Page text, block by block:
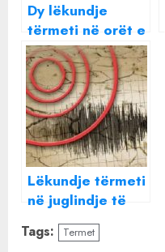
Dy lëkundje
tërmeti në orët e
para të mëngjesit
në vend, ja ku
ishte epiqendra
Lëkundje tërmeti
në juglindje të
Shqipërisë, ja ku
ishte epiqendra
Tags: Termet